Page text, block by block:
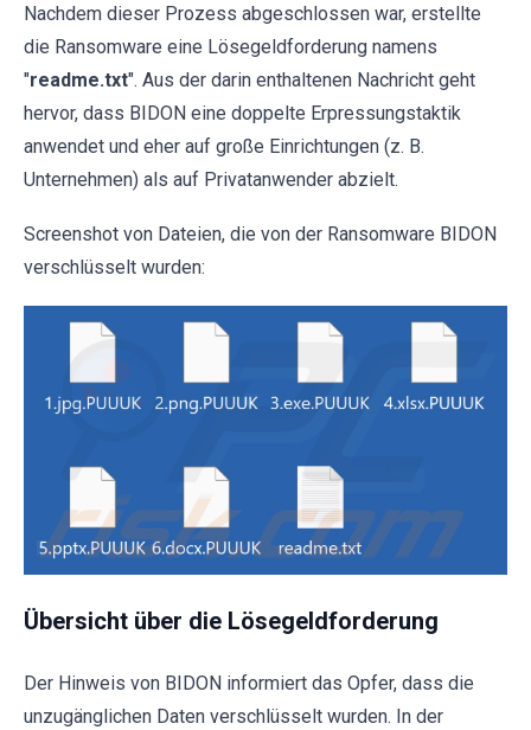
Nachdem dieser Prozess abgeschlossen war, erstellte
die Ransomware eine Lösegeldforderung namens
"readme.txt". Aus der darin enthaltenen Nachricht geht
hervor, dass BIDON eine doppelte Erpressungstaktik
anwendet und eher auf große Einrichtungen (z. B.
Unternehmen) als auf Privatanwender abzielt.
Screenshot von Dateien, die von der Ransomware BIDON
verschlüsselt wurden:
Übersicht über die Lösegeldforderung
Der Hinweis von BIDON informiert das Opfer, dass die
unzugänglichen Daten verschlüsselt wurden. In der